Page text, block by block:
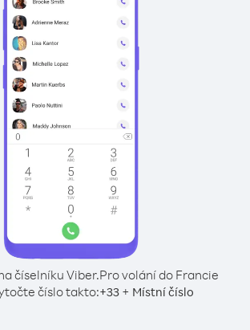
číselníku Viber.Pro volání do Francie
číslo takto:+33 + Místní číslo